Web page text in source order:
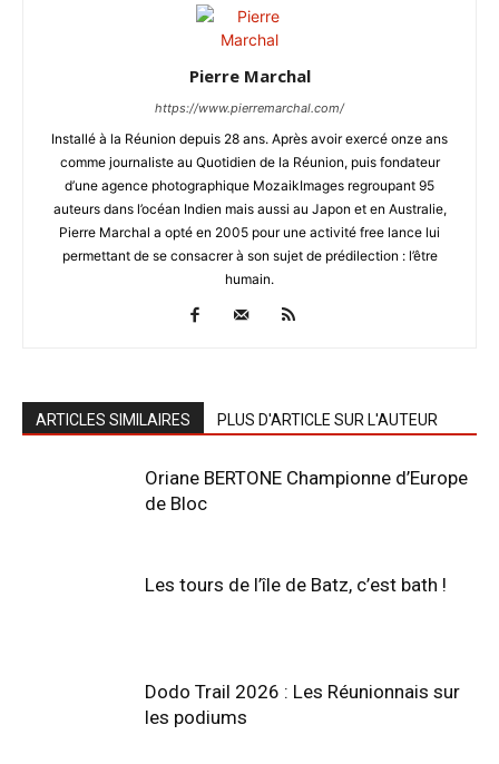
Pierre Marchal
https://www.pierremarchal.com/
Installé à la Réunion depuis 28 ans. Après avoir exercé onze ans
comme journaliste au Quotidien de la Réunion, puis fondateur
d’une agence photographique MozaikImages regroupant 95
auteurs dans l’océan Indien mais aussi au Japon et en Australie,
Pierre Marchal a opté en 2005 pour une activité free lance lui
permettant de se consacrer à son sujet de prédilection : l’être
humain.
ARTICLES SIMILAIRES PLUS D'ARTICLE SUR L'AUTEUR
Oriane BERTONE Championne d’Europe
de Bloc
Les tours de l’île de Batz, c’est bath !
Dodo Trail 2026 : Les Réunionnais sur
les podiums